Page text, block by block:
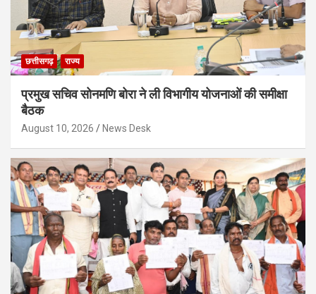
छत्तीसगढ़ राज्य
प्रमुख सचिव सोनमणि बोरा ने ली विभागीय योजनाओं की समीक्षा
बैठक
August 10, 2026 News Desk